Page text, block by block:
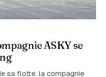
ASKY se
sa flotte, la compagnie